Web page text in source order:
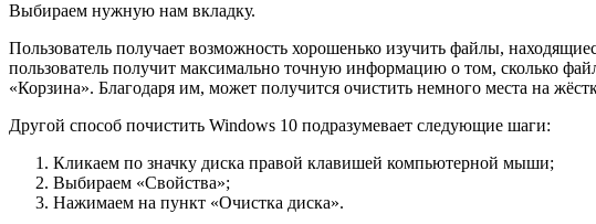
Выбираем нужную нам вкладку.
Пользователь получает возможность хорошенько изучить файлы,
пользователь получит максимально точную информацию о том, сколько
«Корзина». Благодаря им, может получится очистить немного места на
Другой способ почистить Windows 10 подразумевает следующие шаги:
Кликаем по значку диска правой клавишей компьютерной мыши;
Выбираем «Свойства»;
Нажимаем на пункт «Очистка диска».